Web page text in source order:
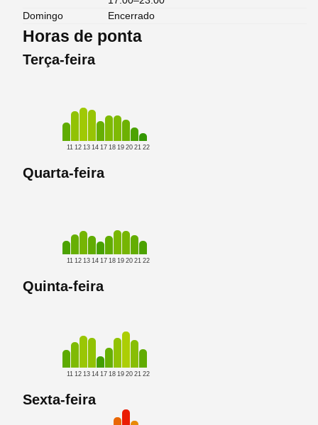
Domingo
Encerrado
Horas de ponta
Terça-feira
11 12 13 14 17 18 19 20 21 22
Quarta-feira
11 12 13 14 17 18 19 20 21 22
Quinta-feira
11 12 13 14 17 18 19 20 21 22
Sexta-feira